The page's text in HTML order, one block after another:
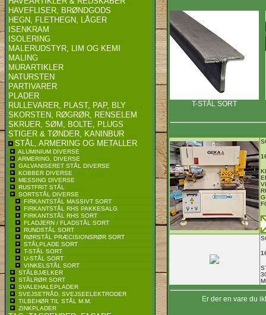
HAVEFLISER, BRØNDGODS
HEGN, FLETHEGN, LÅGER
ISENKRAM
ISOLERING
MALERUDSTYR, LIM OG KEMI
MALING
MURARTIKLER
NATURSTEN
PARTIVARER
PLADER
RULLEVARER, PLAST, PAP, BLY
SKORSTEN, RØGRØR, RENSELEM
SKRUER, SØM, BOLTE, PLUGS
STIGER & TØNDER, KANINBUR
STÅL, ARMERING OG METALLER
ALUMINIUM DIVERSE
ARMERING, DIVERSE
GALVANISERET STÅL DIVERSE
KOBBER DIVERSE
MESSING DIVERSE
RUSTFRIT STÅL
SORTSTÅL DIVERSE
FIRKANTSTÅL MASSIVT SORT
FIRKANTSTÅL RHS PAKKESALG
FIRKANTSTÅL RHS SORT
FLADJERN / FLADSTÅL SORT
RUNDSTÅL SORT
RØRSTÅL PRÆCISIONSRØR SORT
STÅLPLADE SORT
T-STÅL SORT
U-STÅL SORT
VINKELSTÅL SORT
STÅLBJÆLKER
STÅLRØR SORT
SVALEHALEPLADER
SVEJSETRÅD, SVEJSEELEKTRODER
TILBEHØR TIL STÅL M.M.
ZINKPLADER
T-STÅL SORT
Er der en vare du